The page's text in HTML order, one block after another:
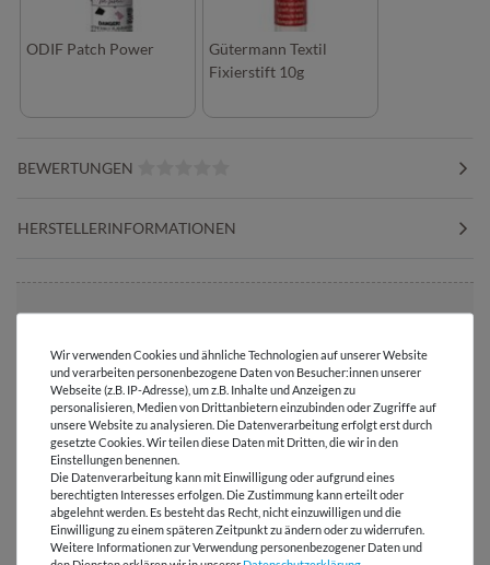
ODIF Patch Power
Gütermann Textil
Fixierstift 10g
BEWERTUNGEN
HERSTELLERINFORMATIONEN
Lieferung mit DHL
E-Mail Kundenservice
Antwort in 24h
Über 98% positive
Bewertungen
Über 110 Gratis
Schnittmuster für Dich
Wir verwenden Cookies und ähnliche Technologien auf unserer Website
und verarbeiten personenbezogene Daten von Besucher:innen unserer
Webseite (z.B. IP-Adresse), um z.B. Inhalte und Anzeigen zu
personalisieren, Medien von Drittanbietern einzubinden oder Zugriffe auf
unsere Website zu analysieren. Die Datenverarbeitung erfolgt erst durch
gesetzte Cookies. Wir teilen diese Daten mit Dritten, die wir in den
Einstellungen benennen.
Die Datenverarbeitung kann mit Einwilligung oder aufgrund eines
berechtigten Interesses erfolgen. Die Zustimmung kann erteilt oder
abgelehnt werden. Es besteht das Recht, nicht einzuwilligen und die
Einwilligung zu einem späteren Zeitpunkt zu ändern oder zu widerrufen.
Weitere Informationen zur Verwendung personenbezogener Daten und